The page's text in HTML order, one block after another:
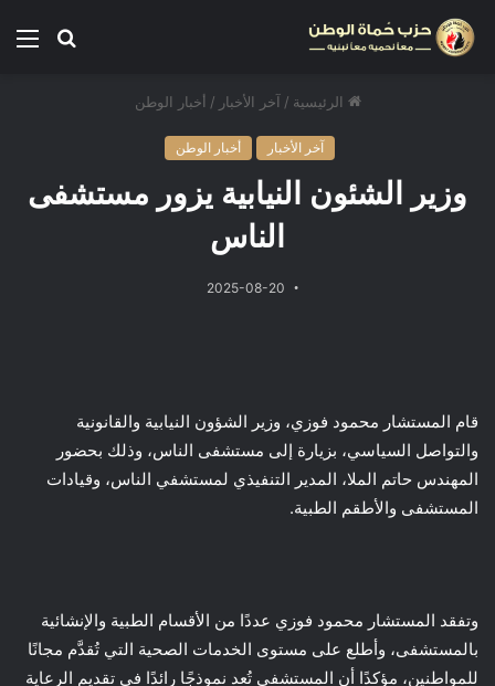
الرئيسية / آخر الأخبار / أخبار الوطن
آخر الأخبار أخبار الوطن
وزير الشئون النيابية يزور مستشفى
الناس
2025-08-20
قام المستشار محمود فوزي، وزير الشؤون النيابية والقانونية
والتواصل السياسي، بزيارة إلى مستشفى الناس، وذلك بحضور
المهندس حاتم الملا، المدير التنفيذي لمستشفي الناس، وقيادات
المستشفى والأطقم الطبية.
وتفقد المستشار محمود فوزي عددًا من الأقسام الطبية والإنشائية
بالمستشفى، وأطلع على مستوى الخدمات الصحية التي تُقدَّم مجانًا
للمواطنين، مؤكدًا أن المستشفى تُعد نموذجًا رائدًا في تقديم الرعاية